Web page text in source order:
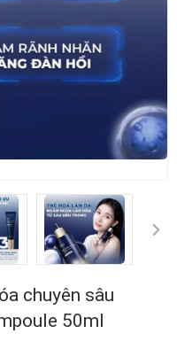
chuyên sâu
50ml